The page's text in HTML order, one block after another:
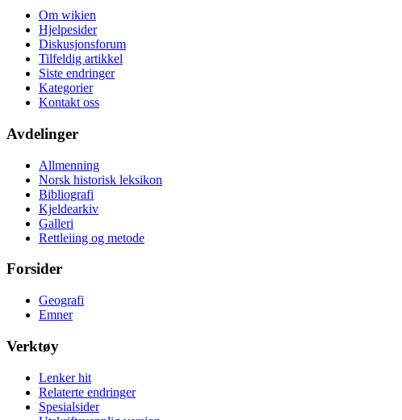
Om wikien
Hjelpesider
Diskusjonsforum
Tilfeldig artikkel
Siste endringer
Kategorier
Kontakt oss
Avdelinger
Allmenning
Norsk historisk leksikon
Bibliografi
Kjeldearkiv
Galleri
Rettleiing og metode
Forsider
Geografi
Emner
Verktøy
Lenker hit
Relaterte endringer
Spesialsider